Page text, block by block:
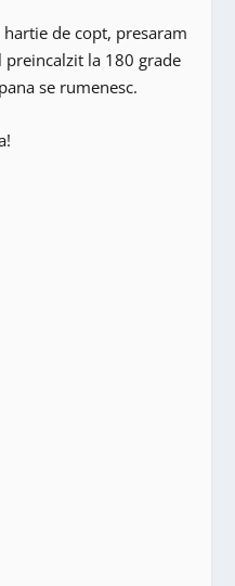
de copt, presaram
la 180 grade
se rumenesc.